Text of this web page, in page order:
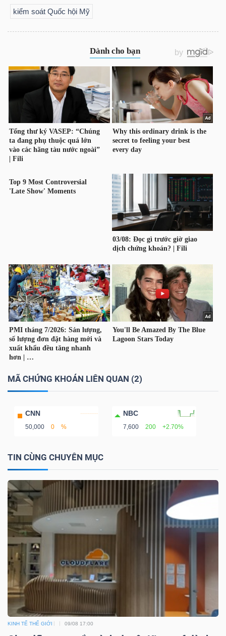
kiểm soát Quốc hội Mỹ
MÃ CHỨNG KHOÁN LIÊN QUAN (2)
CNN
50,000 0 %
NBC
7,600 200 +2.70%
TIN CÙNG CHUYÊN MỤC
KINH TẾ THẾ GIỚI 09/08 17:00
NGHIỆP
TIÊU
DÙNG
KHÔNG
YẾU
DÙNG
THIẾT
YẾU
CHĂM
SỨC
TÀI
CHÍNH
CÔNG
NGHỆ
THÔNG
TIN